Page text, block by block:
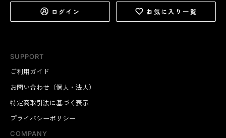
SUPPORT
ご利用ガイド
お問い合わせ（個人・法人）
特定商取引法に基づく表示
プライバシーポリシー
COMPANY
ログイン お気に入り一覧